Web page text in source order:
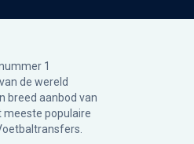
1
de wereld
breed aanbod van
populaire